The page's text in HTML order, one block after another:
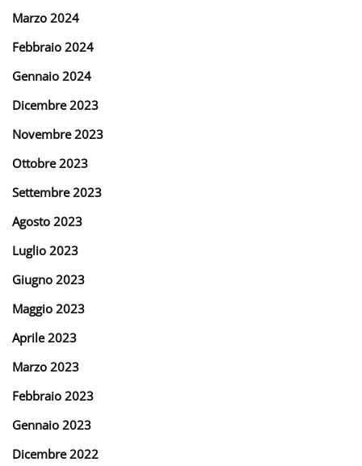
Marzo 2024
Febbraio 2024
Gennaio 2024
Dicembre 2023
Novembre 2023
Ottobre 2023
Settembre 2023
Agosto 2023
Luglio 2023
Giugno 2023
Maggio 2023
Aprile 2023
Marzo 2023
Febbraio 2023
Gennaio 2023
Dicembre 2022